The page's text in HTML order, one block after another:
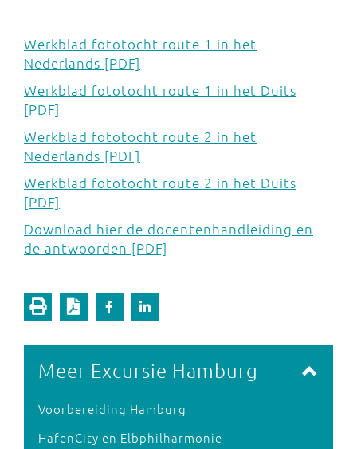
Werkblad fototocht route 1 in het
Nederlands [PDF]
Werkblad fototocht route 1 in het Duits
[PDF]
Werkblad fototocht route 2 in het
Nederlands [PDF]
Werkblad fototocht route 2 in het Duits
[PDF]
Download hier de docentenhandleiding en
de antwoorden [PDF]
Meer Excursie Hamburg
Voorbereiding Hamburg
HafenCity en Elbphilharmonie